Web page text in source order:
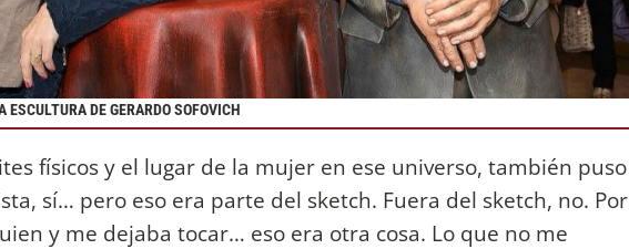
DE GERARDO SOFOVICH
físicos y el lugar de la mujer en ese universo, también puso
sí… pero eso era parte del sketch. Fuera del sketch, no. Por
y me dejaba tocar… eso era otra cosa. Lo que no me